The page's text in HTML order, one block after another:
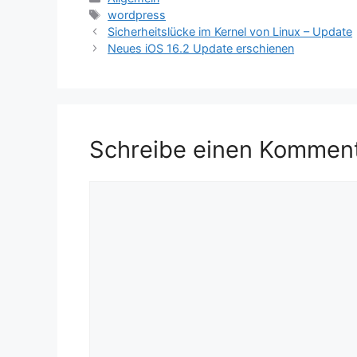
Schlagwörter
wordpress
Sicherheitslücke im Kernel von Linux – Update
Neues iOS 16.2 Update erschienen
Schreibe einen